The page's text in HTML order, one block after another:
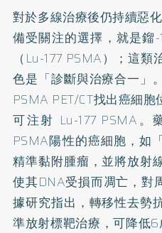
對於多線治療後仍持續惡
備受關注的選擇，就是鎦
（Lu-177 PSMA）；這
色是「診斷與治療合一」
PSMA PET/CT找出癌細
可注射 Lu-177 PSMA
PSMA陽性的癌細胞，如
精準黏附腫瘤，並將放射
使其DNA受損而凋亡，對
據研究指出，轉移性去勢
準放射標靶治療，可降低